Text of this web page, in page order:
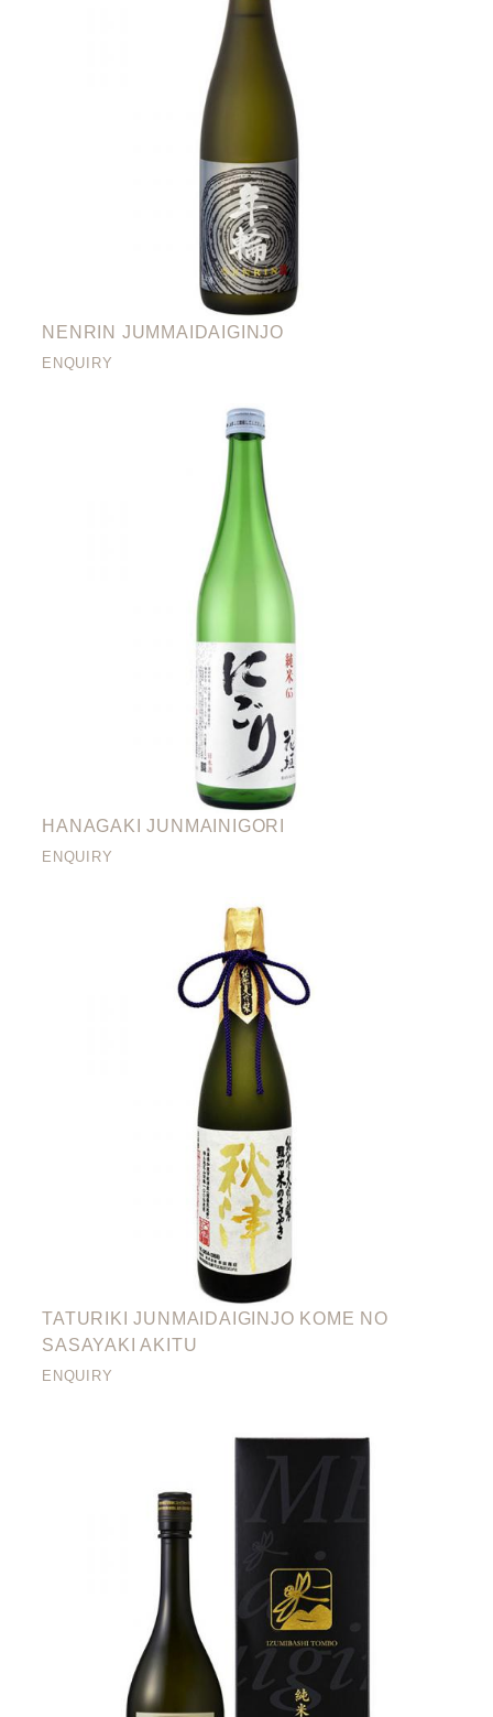
NENRIN JUMMAIDAIGINJO
ENQUIRY
HANAGAKI JUNMAINIGORI
ENQUIRY
TATURIKI JUNMAIDAIGINJO KOME NO
SASAYAKI AKITU
ENQUIRY